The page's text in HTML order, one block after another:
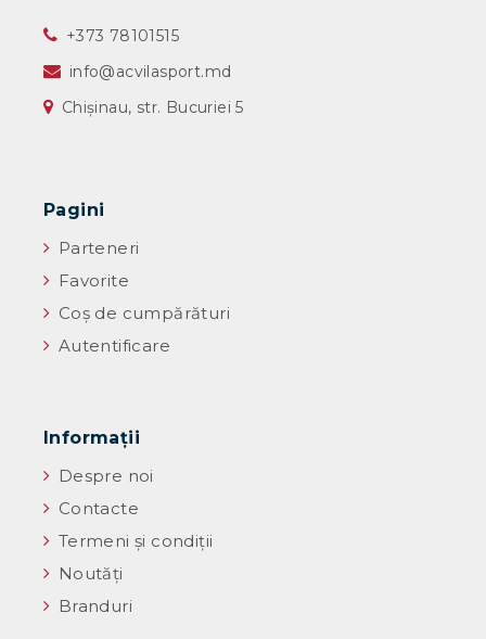
‎+373 78101515
info@acvilasport.md
Chișinau, str. Bucuriei 5
Pagini
Parteneri
Favorite
Coș de cumpărături
Autentificare
Informaţii
Despre noi
Contacte
Termeni și condiții
Noutăţi
Branduri